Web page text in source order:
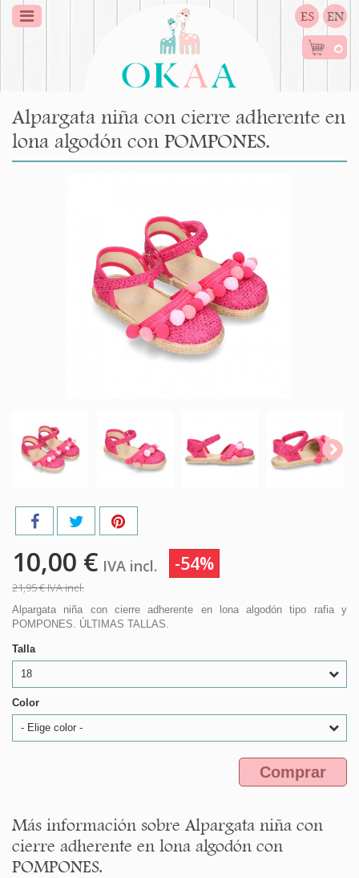
ES EN
0
Alpargata niña con cierre adherente en
lona algodón con POMPONES.
10,00 € IVA incl. -54%
21,95 €IVA incl.
Alpargata niña con cierre adherente en lona algodón tipo rafia y
POMPONES. ÚLTIMAS TALLAS.
Talla
18
Color
- Elige color -
Comprar
Más información sobre Alpargata niña con
cierre adherente en lona algodón con
POMPONES.